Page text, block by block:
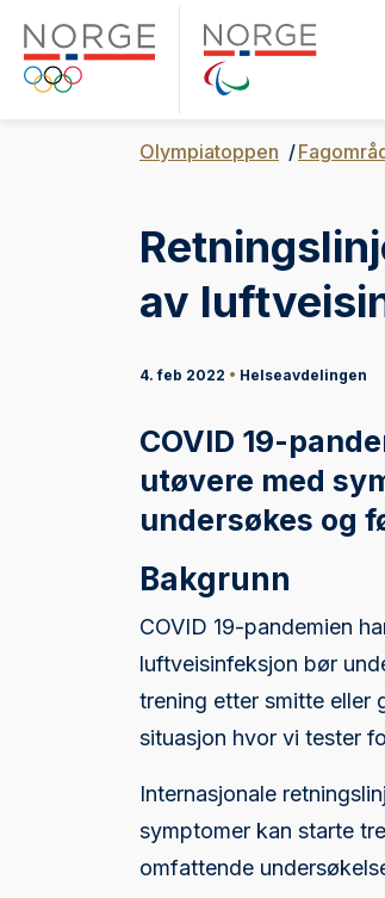
Olympiatoppen
av
4. feb 2022 • Helseavdelingen
COVID 19-
utøvere med
undersøkes og
Bakgrunn
COVID 19-pandemien
luftveisinfeksjon bør
trening etter smitte eller
situasjon hvor vi tester
Internasjonale
symptomer kan starte
omfattende